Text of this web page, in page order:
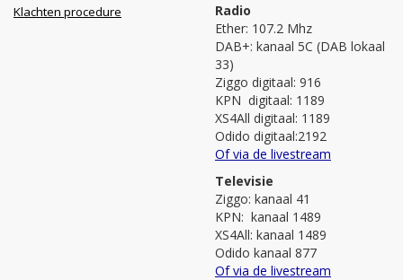
Klachten procedure
Radio
Ether: 107.2 Mhz
DAB+: kanaal 5C (DAB lokaal
33)
Ziggo digitaal: 916
KPN digitaal: 1189
XS4All digitaal: 1189
Odido digitaal:2192
Of via de livestream
Televisie
Ziggo: kanaal 41
KPN: kanaal 1489
XS4All: kanaal 1489
Odido kanaal 877
Of via de livestream